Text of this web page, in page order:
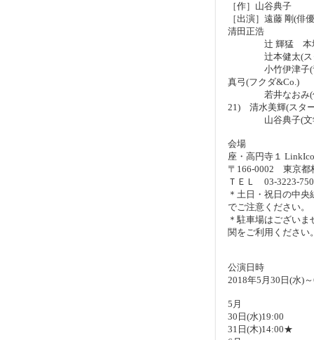
［作］山谷典子
［出演］遠藤 剛(
清田正浩
辻 輝猛 本城
辻本健太(スタ
小竹伊津子(青
真弓(フクダ&Co.)
若井なおみ(俳
21) 清水美輝(スタ
山谷典子(文
会場
座・高円寺１
〒166-0002 東京都
ＴＥＬ 03-3223-
＊土日・祝日の中
でご注意ください。
＊駐車場はござい
関をご利用ください
公演日時
2018年5月30日(水)
5月
30日(水)19:00
31日(木)14:00★